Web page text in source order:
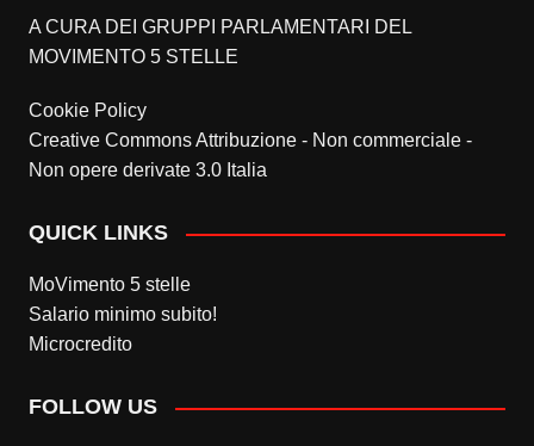
A CURA DEI GRUPPI PARLAMENTARI DEL
MOVIMENTO 5 STELLE
Cookie Policy
Creative Commons Attribuzione - Non commerciale -
Non opere derivate 3.0 Italia
QUICK LINKS
MoVimento 5 stelle
Salario minimo subito!
Microcredito
FOLLOW US